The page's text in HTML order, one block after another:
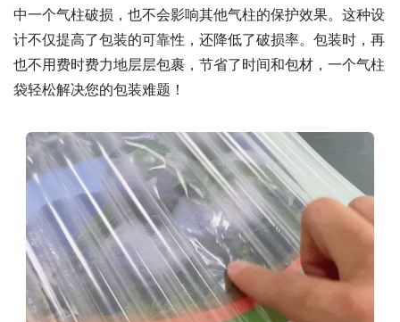
中一个气柱破损，也不会影响其他气柱的保护效果。这种设
计不仅提高了包装的可靠性，还降低了破损率。包装时，再
也不用费时费力地层层包裹，节省了时间和包材，一个气柱
袋轻松解决您的包装难题！